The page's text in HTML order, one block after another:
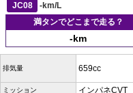
JC08
-km/L
満タンでどこまで走る？
-km
排気量 659cc
ミッション インパネCVT